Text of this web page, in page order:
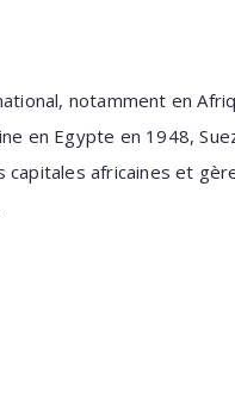
notamment en
en Egypte en 1948,
africaines et